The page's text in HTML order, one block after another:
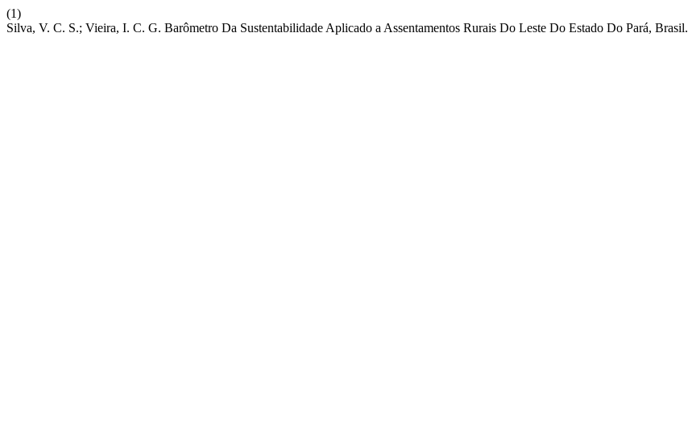
(1)
Silva, V. C. S.; Vieira, I. C. G. Barômetro Da Sustentabilidade Aplicado a Assentamentos Rurais Do Leste Do Estado Do Pará, Brasil.